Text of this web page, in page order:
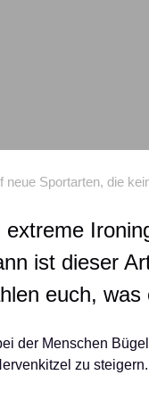
neue Sportarten, die
ist dieser
euch,
der Menschen
zu